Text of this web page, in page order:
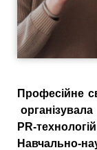
Професійне
PR-
Навчально-